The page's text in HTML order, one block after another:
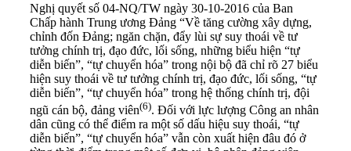
Nghị quyết số 04-NQ/TW ngày 30-10-2016 của Ban
Chấp hành Trung ương Đảng “Về tăng cường xây dựng,
chỉnh đốn Đảng; ngăn chặn, đẩy lùi sự suy thoái về tư
tưởng chính trị, đạo đức, lối sống, những biểu hiện “tự
diễn biến”, “tự chuyển hóa” trong nội bộ đã chỉ rõ 27 biểu
hiện suy thoái về tư tưởng chính trị, đạo đức, lối sống, “tự
diễn biến”, “tự chuyển hóa” trong hệ thống chính trị, đội
ngũ cán bộ, đảng viên(6). Đối với lực lượng Công an nhân
dân cũng có thể điểm ra một số dấu hiệu suy thoái, “tự
diễn biến”, “tự chuyển hóa” vẫn còn xuất hiện đâu đó ở